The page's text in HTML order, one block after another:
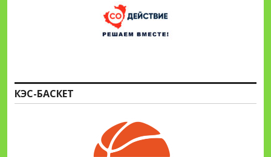
КЭС-БАСКЕТ